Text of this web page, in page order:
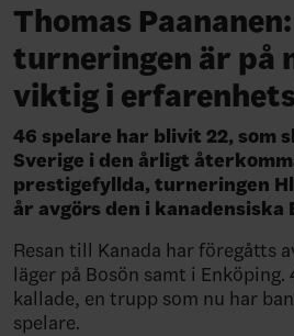
Thomas
turneringen är på
viktig i
46 spelare har blivit 22, som
Sverige i den årligt
prestigefyllda, turneringen
år avgörs den i kanadensiska
Resan till Kanada har föregåtts
läger på Bosön samt i Enköping.
kallade, en trupp som nu har
spelare.